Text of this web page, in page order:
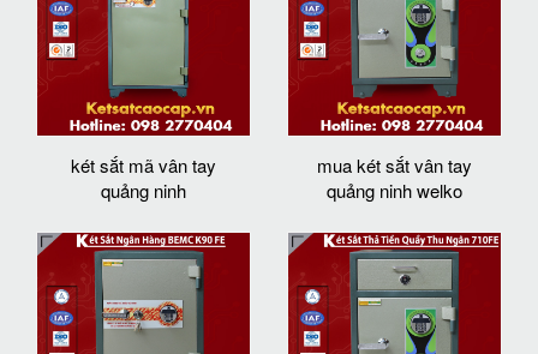
két sắt mã vân tay
quảng ninh
mua két sắt vân tay
quảng ninh welko